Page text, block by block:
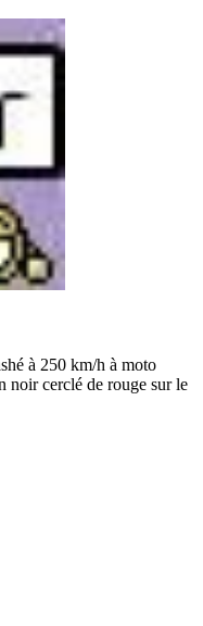
à 250 km/h à moto
noir cerclé de rouge sur le